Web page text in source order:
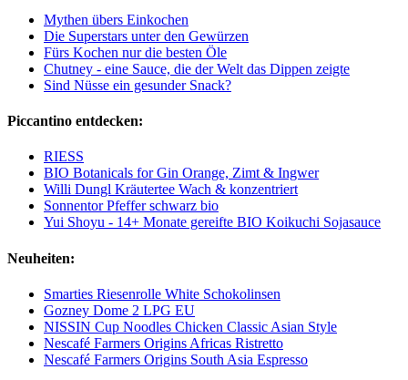
Mythen übers Einkochen
Die Superstars unter den Gewürzen
Fürs Kochen nur die besten Öle
Chutney - eine Sauce, die der Welt das Dippen zeigte
Sind Nüsse ein gesunder Snack?
Piccantino entdecken:
RIESS
BIO Botanicals for Gin Orange, Zimt & Ingwer
Willi Dungl Kräutertee Wach & konzentriert
Sonnentor Pfeffer schwarz bio
Yui Shoyu - 14+ Monate gereifte BIO Koikuchi Sojasauce
Neuheiten:
Smarties Riesenrolle White Schokolinsen
Gozney Dome 2 LPG EU
NISSIN Cup Noodles Chicken Classic Asian Style
Nescafé Farmers Origins Africas Ristretto
Nescafé Farmers Origins South Asia Espresso